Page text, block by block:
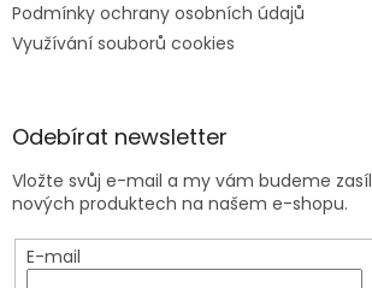
Podmínky ochrany osobních údajů
Využívání souborů cookies
Odebírat newsletter
Vložte svůj e-mail a my vám budeme
nových produktech na našem e-shopu.
E-mail